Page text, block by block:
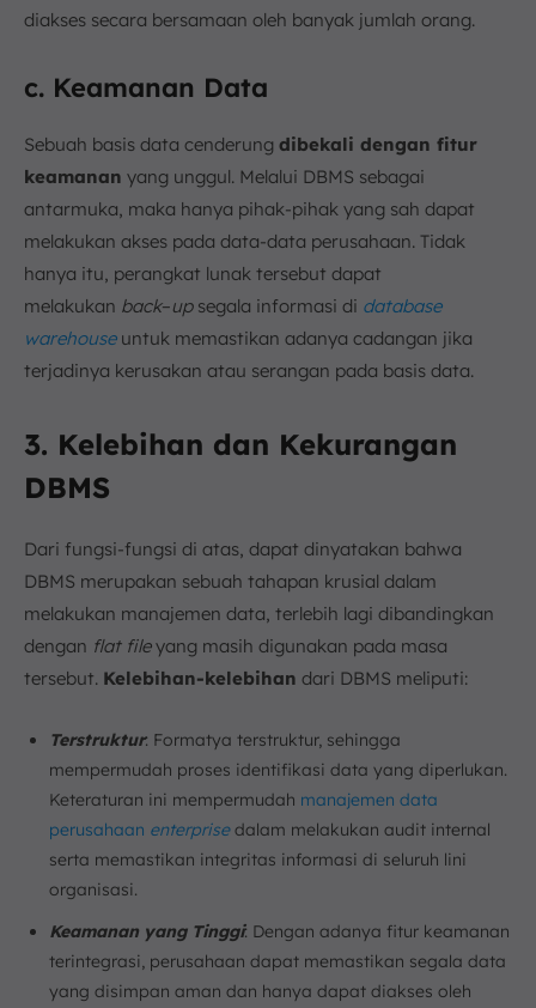
diakses secara bersamaan oleh banyak jumlah orang.
c. Keamanan Data
Sebuah basis data cenderung dibekali dengan fitur
keamanan yang unggul. Melalui DBMS sebagai
antarmuka, maka hanya pihak-pihak yang sah dapat
melakukan akses pada data-data perusahaan. Tidak
hanya itu, perangkat lunak tersebut dapat
melakukan back–upsegala informasi di database
warehouseuntuk memastikan adanya cadangan jika
terjadinya kerusakan atau serangan pada basis data.
3. Kelebihan dan Kekurangan
DBMS
Dari fungsi-fungsi di atas, dapat dinyatakan bahwa
DBMS merupakan sebuah tahapan krusial dalam
melakukan manajemen data, terlebih lagi dibandingkan
dengan flat fileyang masih digunakan pada masa
tersebut. Kelebihan-kelebihan dari DBMS meliputi:
Terstruktur: Formatya terstruktur, sehingga
mempermudah proses identifikasi data yang diperlukan.
Keteraturan ini mempermudah manajemen data
perusahaan enterprisedalam melakukan audit internal
serta memastikan integritas informasi di seluruh lini
organisasi.
Keamanan yang Tinggi: Dengan adanya fitur keamanan
terintegrasi, perusahaan dapat memastikan segala data
yang disimpan aman dan hanya dapat diakses oleh